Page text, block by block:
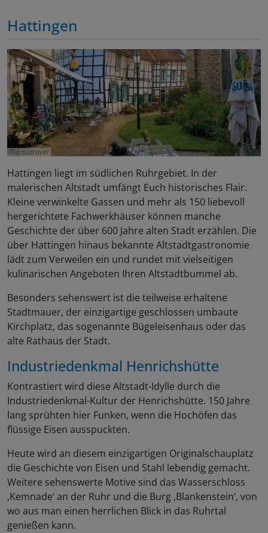
Hattingen
artistravel
Hattingen liegt im südlichen Ruhrgebiet. In der
malerischen Altstadt umfängt Euch historisches Flair.
Kleine verwinkelte Gassen und mehr als 150 liebevoll
hergerichtete Fachwerkhäuser können manche
Geschichte der über 600 Jahre alten Stadt erzählen. Die
über Hattingen hinaus bekannte Altstadtgastronomie
lädt zum Verweilen ein und rundet mit vielseitigen
kulinarischen Angeboten Ihren Altstadtbummel ab.
Besonders sehenswert ist die teilweise erhaltene
Stadtmauer, der einzigartige geschlossen umbaute
Kirchplatz, das sogenannte Bügeleisenhaus oder das
alte Rathaus der Stadt.
Industriedenkmal Henrichshütte
Kontrastiert wird diese Altstadt-Idylle durch die
Industriedenkmal-Kultur der Henrichshütte. 150 Jahre
lang sprühten hier Funken, wenn die Hochöfen das
flüssige Eisen ausspuckten.
Heute wird an diesem einzigartigen Originalschauplatz
die Geschichte von Eisen und Stahl lebendig gemacht.
Weitere sehenswerte Motive sind das Wasserschloss
‚Kemnade‘ an der Ruhr und die Burg ‚Blankenstein‘, von
wo aus man einen herrlichen Blick in das Ruhrtal
genießen kann.